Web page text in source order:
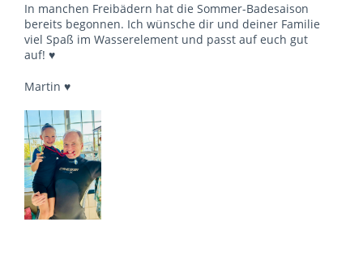
In manchen Freibädern hat die Sommer-Badesaison
bereits begonnen. Ich wünsche dir und deiner Familie
viel Spaß im Wasserelement und passt auf euch gut
auf! ♥
Martin ♥